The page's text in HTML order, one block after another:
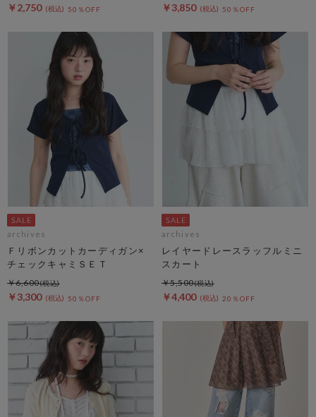
￥2,750 50％OFF ￥3,850 50％OFF
archives
Ｆリボンカットカーディガン×
チェックキャミＳＥＴ
￥3,300 50％OFF
￥6,600
archives
レイヤードレースラッフルミニ
スカート
￥4,400 20％OFF
￥5,500